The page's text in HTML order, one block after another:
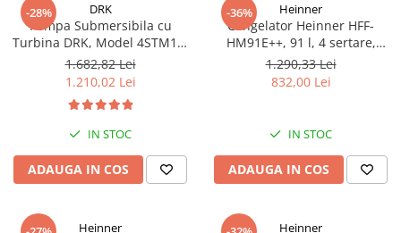
-28% DRK
Pompa Submersibila cu
Turbina DRK, Model 4STM10-
12, ieșire pe 2 Țoli, refulare la
74 m, putere 1.8kW 2.5cp, 12
turbine, debit 14400 m/h
1.682,82 Lei
1.210,02 Lei
IN STOC
ADAUGA IN COS
-36% Heinner
Congelator Heinner HFF-
HM91E++, 91 l, 4 sertare,
Clasa E, Control mecanic, H 85
cm, Alb
1.290,33 Lei
832,00 Lei
IN STOC
ADAUGA IN COS
Heinner Heinner